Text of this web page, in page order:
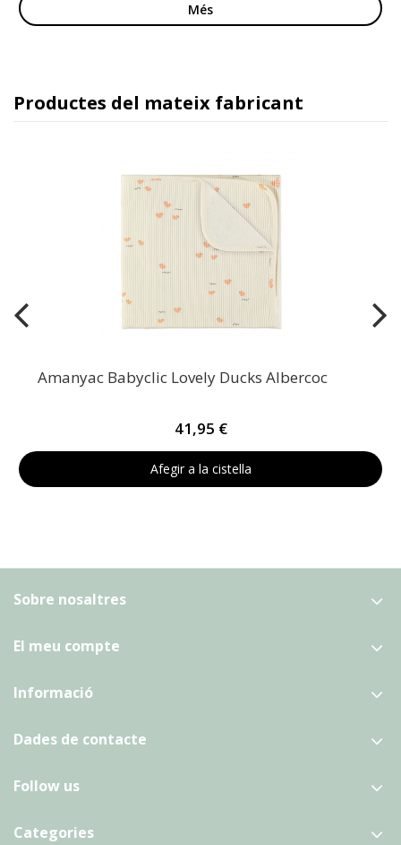
Més
Productes del mateix fabricant
Amanyac Babyclic Lovely Ducks Albercoc
41,95 €
Afegir a la cistella
Sobre nosaltres
El meu compte
Informació
Dades de contacte
Follow us
Categories